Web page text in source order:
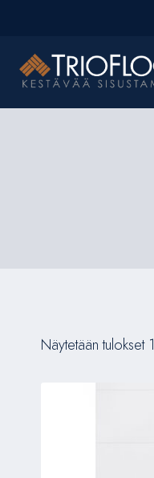
Näytetään